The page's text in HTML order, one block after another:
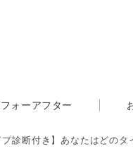
ォーアフター
プ診断付き】あなたはどの